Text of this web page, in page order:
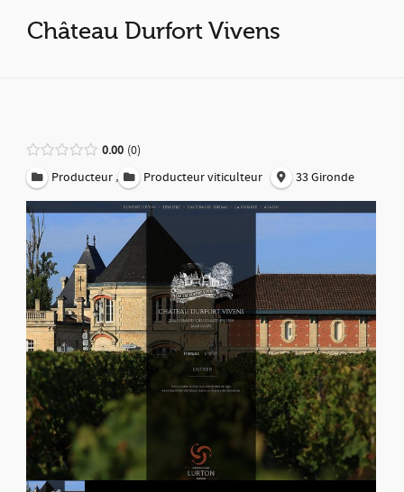
Château Durfort Vivens
0.00 0
Producteur , Producteur viticulteur 33 Gironde